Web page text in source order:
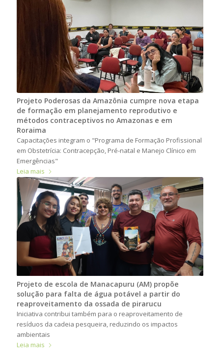
Projeto Poderosas da Amazônia cumpre nova etapa
de formação em planejamento reprodutivo e
métodos contraceptivos no Amazonas e em
Roraima
Capacitações integram o "Programa de Formação Profissional
em Obstetrícia: Contracepção, Pré-natal e Manejo Clínico em
Emergências"
Leia mais
Projeto de escola de Manacapuru (AM) propõe
solução para falta de água potável a partir do
reaproveitamento da ossada de pirarucu
Iniciativa contribui também para o reaproveitamento de
resíduos da cadeia pesqueira, reduzindo os impactos
ambientais
Leia mais